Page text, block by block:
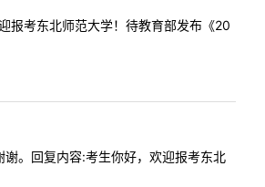
考东北师范大学！待教育部发布《20
。回复内容:考生你好，欢迎报考东北